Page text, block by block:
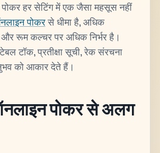
पोकर हर सेटिंग में एक जैसा महसूस नहीं
पोकरसे धीमा है, अधिक
रूम कल्चर पर अधिक निर्भर है।
टॉक, प्रतीक्षा सूची, रेक संरचना
को आकार देते हैं।
पोकर से अलग